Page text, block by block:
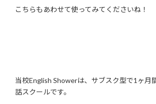
こちらもあわせて使ってみてくださいね！
当校English Showerは、サブスク型で1ヶ月
話スクールです。